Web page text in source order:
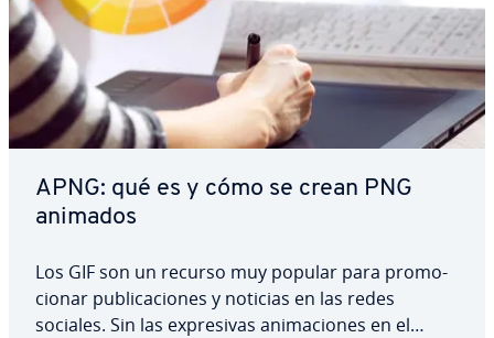
APNG: qué es y cómo se crean PNG
animados
Los GIF son un recurso muy popular para pro­mo­
cio­nar pu­bli­ca­cio­nes y noticias en las redes
sociales. Sin las ex­pre­si­vas ani­ma­cio­nes en el